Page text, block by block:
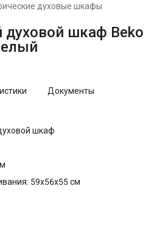
духовые шкафы
духовой шкаф Beko
Документы
шкаф
59х56х55 см